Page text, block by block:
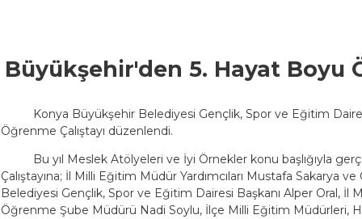
Büyükşehir'den 5. Hayat Boyu
Konya Büyükşehir Belediyesi Gençlik, Spor ve Eğitim
Öğrenme Çalıştayı düzenlendi.
Bu yıl Meslek Atölyeleri ve İyi Örnekler konu başlığıyla
Çalıştayına; İl Milli Eğitim Müdür Yardımcıları Mustafa Sakarya
Belediyesi Gençlik, Spor ve Eğitim Dairesi Başkanı Alper Oral,
Öğrenme Şube Müdürü Nadi Soylu, İlçe Milli Eğitim Müdürleri,